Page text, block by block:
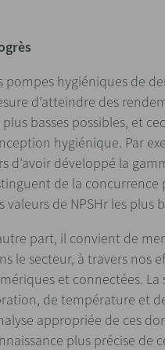
pompes hygiéniques de
d’atteindre des
plus basses possibles, et
hygiénique. Par
d’avoir développé la
de la concurrence
valeurs de NPSHr les plus
part, il convient de
le secteur, à travers nos
et connectées.
de température et
appropriée de ces
plus précise de